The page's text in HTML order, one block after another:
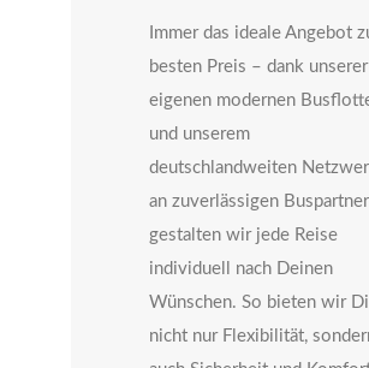
Immer das ideale Angebot
besten Preis – dank unserer
eigenen modernen
und unserem
deutschlandweiten
an zuverlässigen
gestalten wir jede Reise
individuell nach Deinen
Wünschen. So bieten wir
nicht nur Flexibilität,